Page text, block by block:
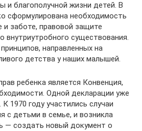
и благополучной жизни детей. В
сформулирована необходимость
и заботе, правовой защите
внутриутробного существования.
направленных на
детства у наших малышей.
ребенка является Конвенция,
Одной декларации уже
1970 году участились случаи
с детьми в семье, и возникла
— создать новый документ о